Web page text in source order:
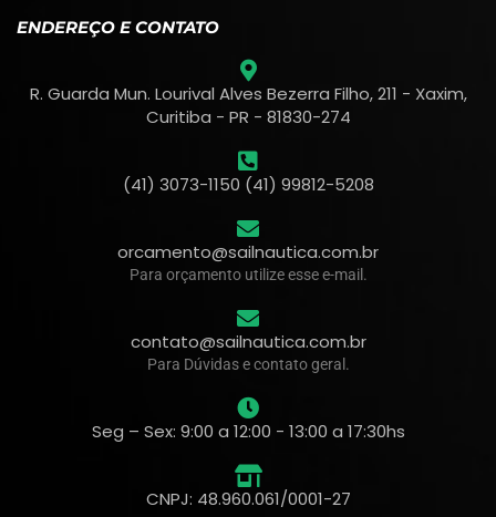
ENDEREÇO E CONTATO
R. Guarda Mun. Lourival Alves Bezerra Filho, 211 - Xaxim,
Curitiba - PR - 81830-274
(41) 3073-1150 (41) 99812-5208
orcamento@sailnautica.com.br
Para orçamento utilize esse e-mail.
contato@sailnautica.com.br
Para Dúvidas e contato geral.
Seg – Sex: 9:00 a 12:00 - 13:00 a 17:30hs
CNPJ: 48.960.061/0001-27